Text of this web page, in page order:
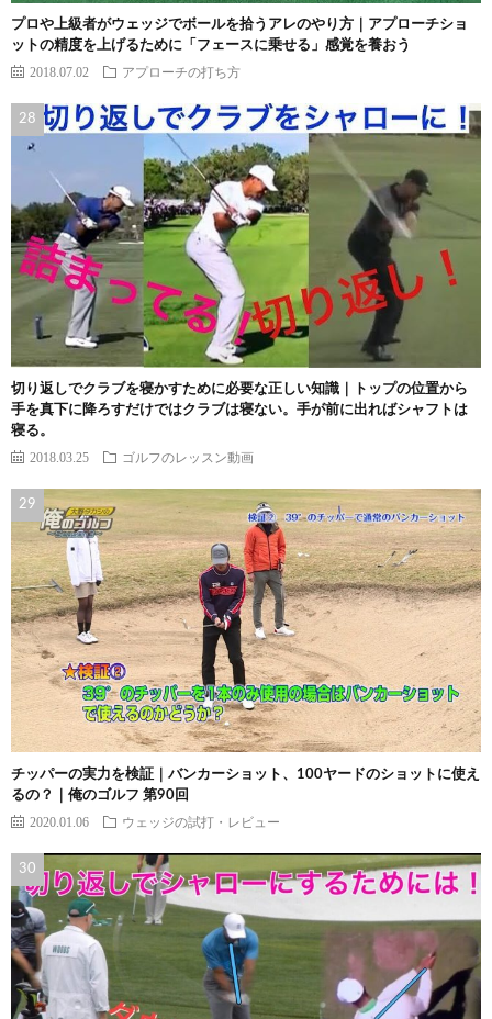
プロや上級者がウェッジでボールを拾うアレのやり方｜アプローチショ
ットの精度を上げるために「フェースに乗せる」感覚を養おう
2018.07.02 アプローチの打ち方
切り返しでクラブを寝かすために必要な正しい知識｜トップの位置から
手を真下に降ろすだけではクラブは寝ない。手が前に出ればシャフトは
寝る。
2018.03.25 ゴルフのレッスン動画
チッパーの実力を検証｜バンカーショット、100ヤードのショットに使え
るの？｜俺のゴルフ 第90回
2020.01.06 ウェッジの試打・レビュー